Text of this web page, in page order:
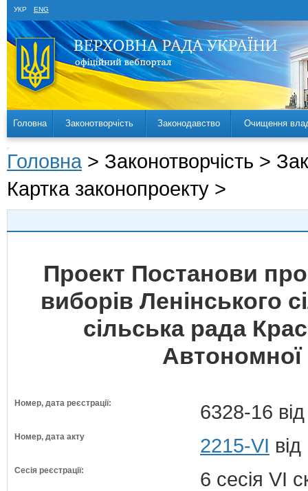
УКР ENG
Головна Законотворчість Законодавство Очищення
Головна > Законотворчість >
Картка законопроекту >
Проект Постанови
виборів Ленінського
сільська рада
Автономної
Номер, дата реєстрації: 6328-16
Номер, дата акту 2215-VI
Сесія реєстрації: 6 сесія VI